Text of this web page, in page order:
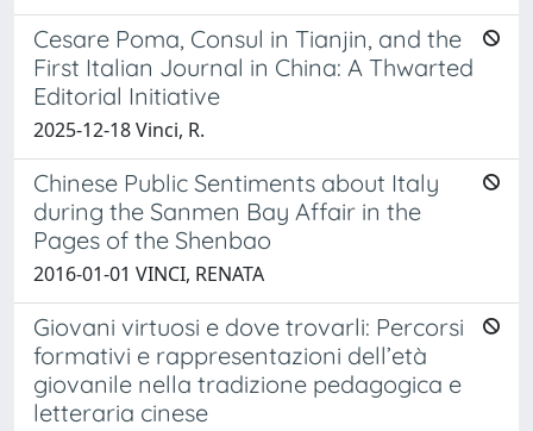
Cesare Poma, Consul in Tianjin, and the
First Italian Journal in China: A Thwarted
Editorial Initiative
2025-12-18 Vinci, R.
Chinese Public Sentiments about Italy
during the Sanmen Bay Affair in the
Pages of the Shenbao
2016-01-01 VINCI, RENATA
Giovani virtuosi e dove trovarli: Percorsi
formativi e rappresentazioni dell’età
giovanile nella tradizione pedagogica e
letteraria cinese